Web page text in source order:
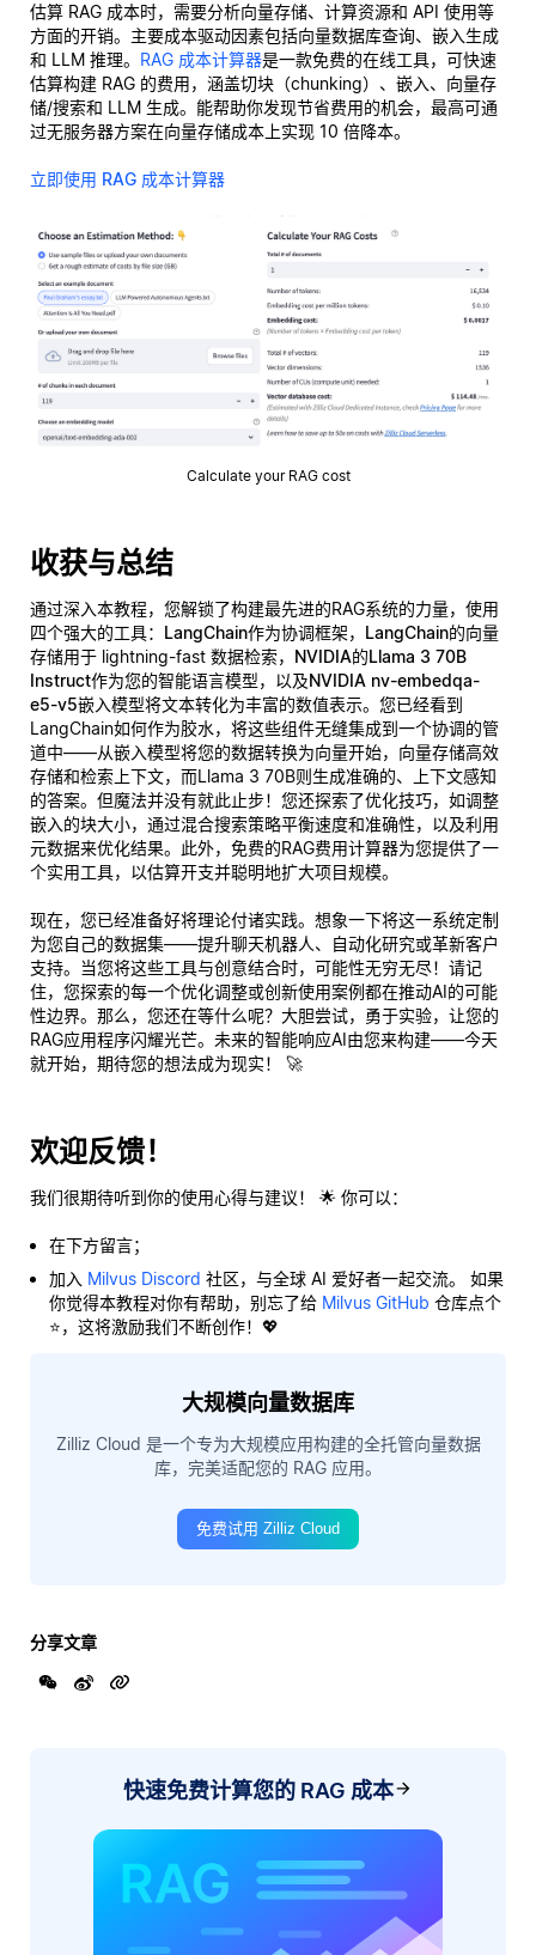
估算 RAG 成本时，需要分析向量存储、计算资源和 API 使用等
方面的开销。主要成本驱动因素包括向量数据库查询、嵌入生成
和 LLM 推理。 RAG 成本计算器是一款免费的在线工具，可快速
估算构建 RAG 的费用，涵盖切块（chunking）、嵌入、向量存
储/搜索和 LLM 生成。能帮助你发现节省费用的机会，最高可通
过无服务器方案在向量存储成本上实现 10 倍降本。
立即使用 RAG 成本计算器
Calculate your RAG cost
收获与总结
通过深入本教程，您解锁了构建最先进的RAG系统的力量，使用
四个强大的工具： LangChain作为协调框架， LangChain的向量
存储用于 lightning-fast 数据检索， NVIDIA的Llama 3 70B
Instruct作为您的智能语言模型，以及NVIDIA nv-embedqa-
e5-v5嵌入模型将文本转化为丰富的数值表示。您已经看到
LangChain如何作为胶水，将这些组件无缝集成到一个协调的管
道中——从嵌入模型将您的数据转换为向量开始，向量存储高效
存储和检索上下文，而Llama 3 70B则生成准确的、上下文感知
的答案。但魔法并没有就此止步！您还探索了优化技巧，如调整
嵌入的块大小，通过混合搜索策略平衡速度和准确性，以及利用
元数据来优化结果。此外，免费的RAG费用计算器为您提供了一
个实用工具，以估算开支并聪明地扩大项目规模。
现在，您已经准备好将理论付诸实践。想象一下将这一系统定制
为您自己的数据集——提升聊天机器人、自动化研究或革新客户
支持。当您将这些工具与创意结合时，可能性无穷无尽！请记
住，您探索的每一个优化调整或创新使用案例都在推动AI的可能
性边界。那么，您还在等什么呢？大胆尝试，勇于实验，让您的
RAG应用程序闪耀光芒。未来的智能响应AI由您来构建——今天
就开始，期待您的想法成为现实！ 🚀
欢迎反馈！
我们很期待听到你的使用心得与建议！ 🌟 你可以：
在下方留言；
加入 Milvus Discord 社区，与全球 AI 爱好者一起交流。 如果
你觉得本教程对你有帮助，别忘了给 Milvus GitHub 仓库点个
⭐，这将激励我们不断创作！💖
大规模向量数据库
Zilliz Cloud 是一个专为大规模应用构建的全托管向量数据
库，完美适配您的 RAG 应用。
免费试用 Zilliz Cloud
分享文章
快速免费计算您的 RAG 成本